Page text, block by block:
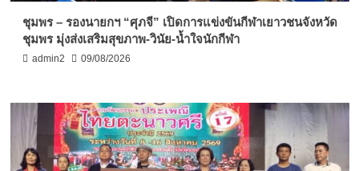
ชุมพร – รองนายกฯ “ศุภจี” เปิดการแข่งขันกีฬาเยาวชนจังหวัด
ชุมพร มุ่งส่งเสริมสุขภาพ-วินัย-น้ำใจนักกีฬา
admin2 09/08/2026